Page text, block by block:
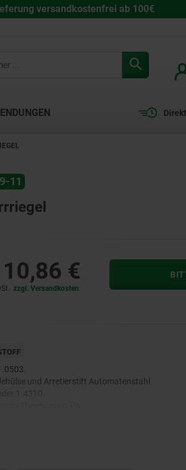
versandkostenfrei ab 100€
11
10,86 €
zzgl. Versandkosten
und Arretierstift Automatenstahl.